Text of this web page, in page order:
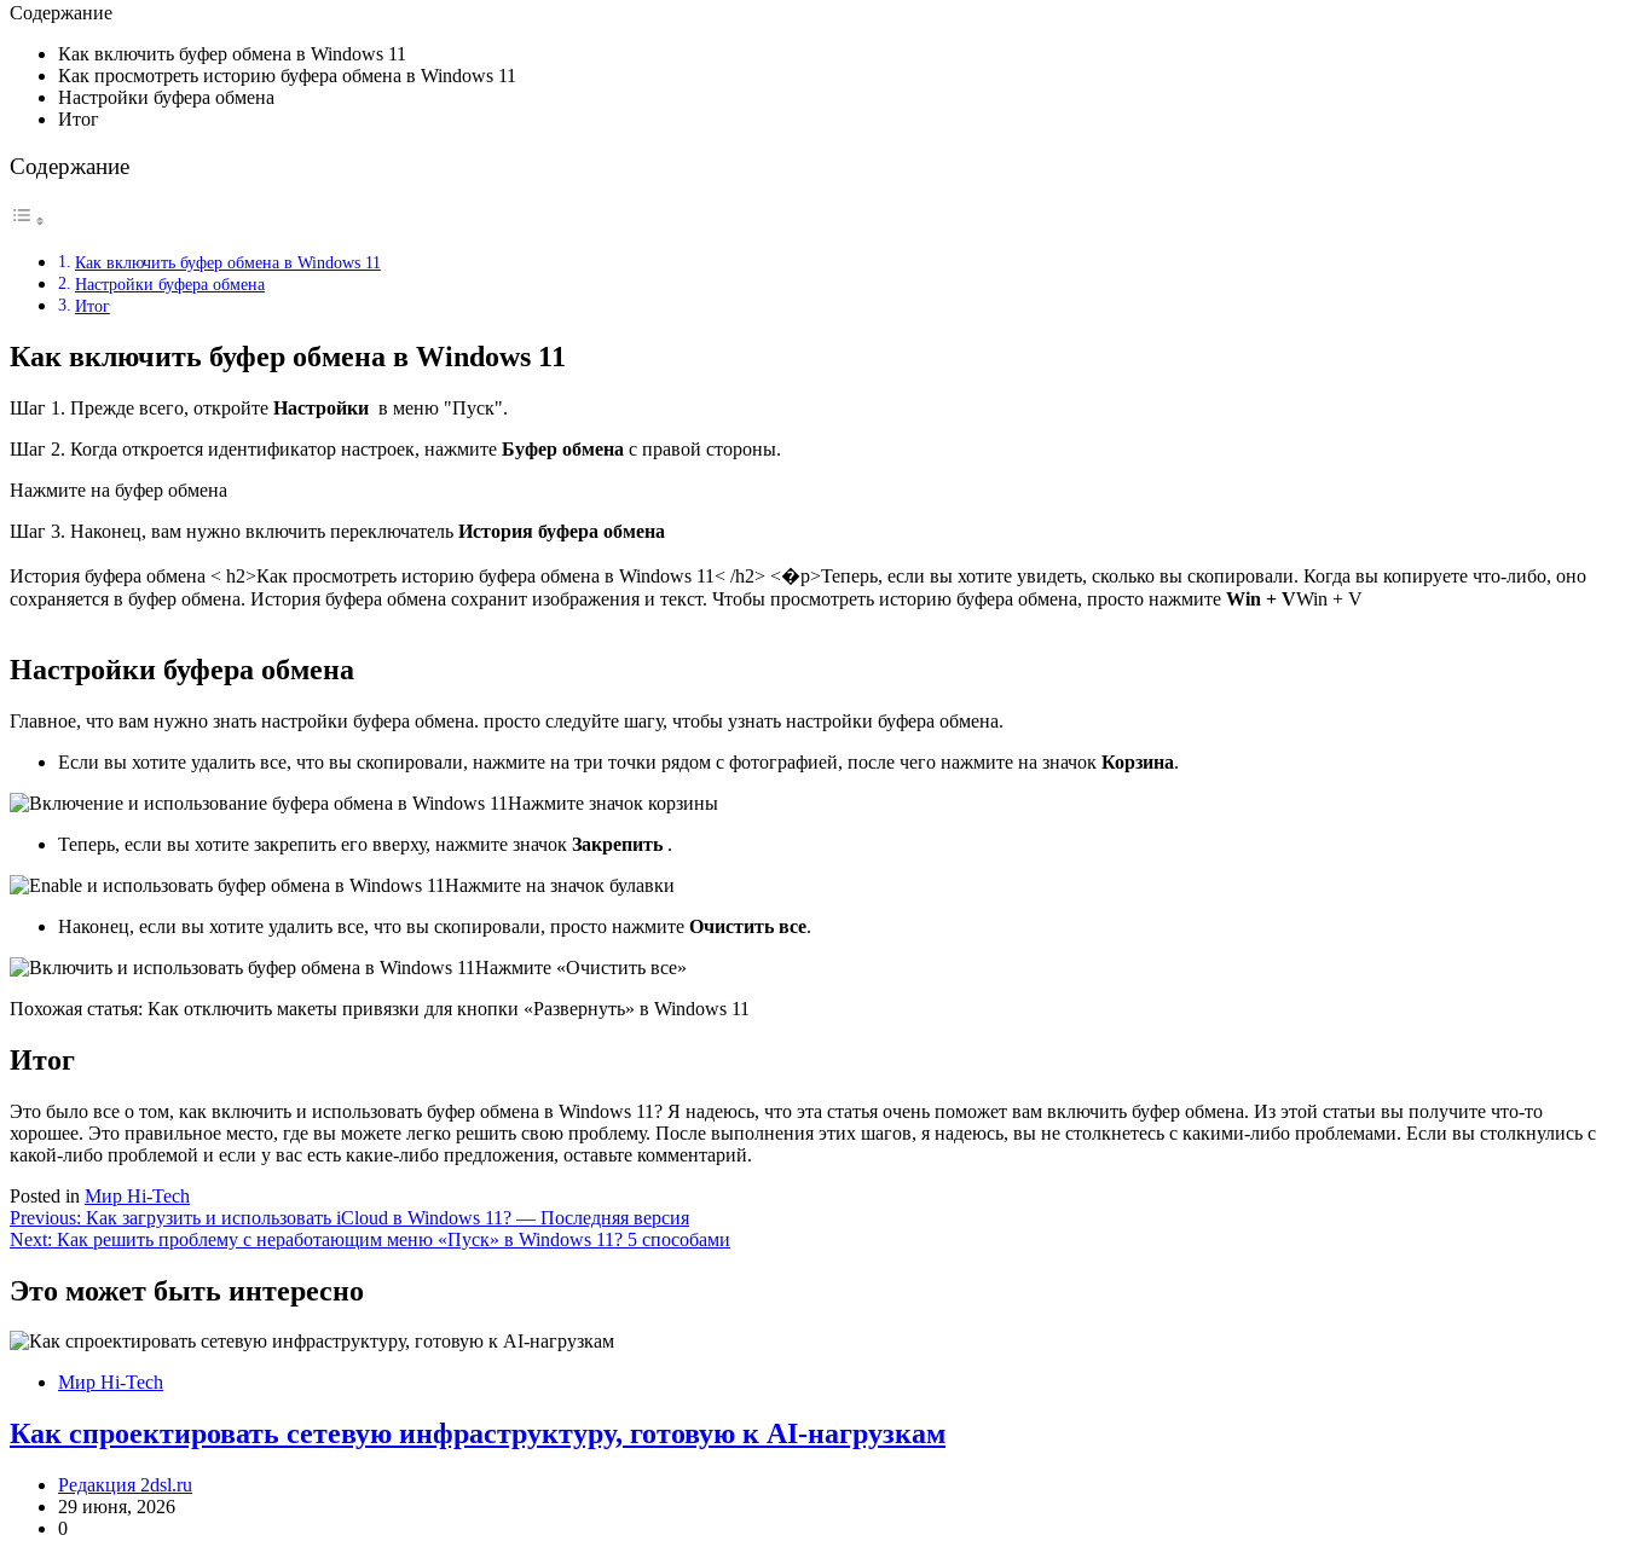
Содержание
Как включить буфер обмена в Windows 11
Как просмотреть историю буфера обмена в Windows 11
Настройки буфера обмена
Итог
Содержание
Как включить буфер обмена в Windows 11
Настройки буфера обмена
Итог
Как включить буфер обмена в Windows 11
Шаг 1. Прежде всего, откройте Настройки в меню "Пуск".
Шаг 2. Когда откроется идентификатор настроек, нажмите Буфер обмена с правой стороны.
Нажмите на буфер обмена
Шаг 3. Наконец, вам нужно включить переключатель История буфера обмена
История буфера обмена < h2>Как просмотреть историю буфера обмена в Windows 11< /h2> <�р>Теперь, если вы хотите увидеть, сколько вы скопировали. Когда вы копируете что-либо, оно
сохраняется в буфер обмена. История буфера обмена сохранит изображения и текст. Чтобы просмотреть историю буфера обмена, просто нажмите Win + VWin + V
Настройки буфера обмена
Главное, что вам нужно знать настройки буфера обмена. просто следуйте шагу, чтобы узнать настройки буфера обмена.
Если вы хотите удалить все, что вы скопировали, нажмите на три точки рядом с фотографией, после чего нажмите на значок Корзина.
Нажмите значок корзины
Теперь, если вы хотите закрепить его вверху, нажмите значок Закрепить .
Нажмите на значок булавки
Наконец, если вы хотите удалить все, что вы скопировали, просто нажмите Очистить все.
Нажмите «Очистить все»
Похожая статья: Как отключить макеты привязки для кнопки «Развернуть» в Windows 11
Итог
Это было все о том, как включить и использовать буфер обмена в Windows 11? Я надеюсь, что эта статья очень поможет вам включить буфер обмена. Из этой статьи вы получите что-то
хорошее. Это правильное место, где вы можете легко решить свою проблему. После выполнения этих шагов, я надеюсь, вы не столкнетесь с какими-либо проблемами. Если вы столкнулись с
какой-либо проблемой и если у вас есть какие-либо предложения, оставьте комментарий.
Posted in Мир Hi-Tech
Навигация
по
записям
Previous: Как загрузить и использовать iCloud в Windows 11? — Последняя версия
Next: Как решить проблему с неработающим меню «Пуск» в Windows 11? 5 способами
Это может быть интересно
Мир Hi-Tech
Как спроектировать сетевую инфраструктуру, готовую к AI-нагрузкам
Редакция 2dsl.ru
29 июня, 2026
0